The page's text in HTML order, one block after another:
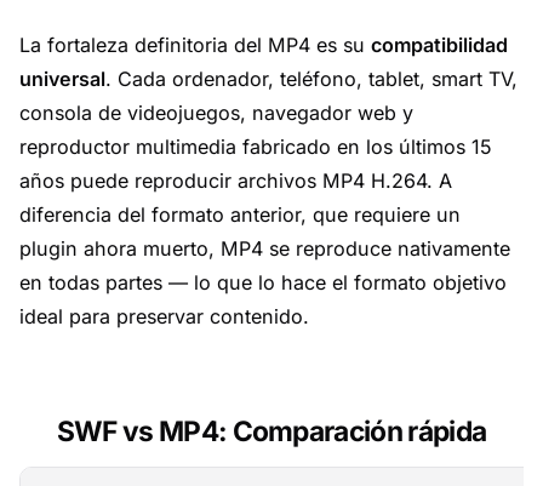
La fortaleza definitoria del MP4 es su compatibilidad
universal. Cada ordenador, teléfono, tablet, smart TV,
consola de videojuegos, navegador web y
reproductor multimedia fabricado en los últimos 15
años puede reproducir archivos MP4 H.264. A
diferencia del formato anterior, que requiere un
plugin ahora muerto, MP4 se reproduce nativamente
en todas partes — lo que lo hace el formato objetivo
ideal para preservar contenido.
SWF vs MP4: Comparación rápida